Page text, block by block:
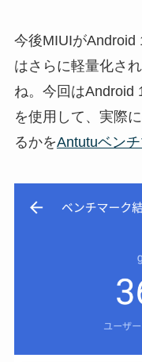
今後MIUIがAndroid
はさらに軽量化さ
ね。今回はAndroid
を使用して、実際
るかをAntutuベン